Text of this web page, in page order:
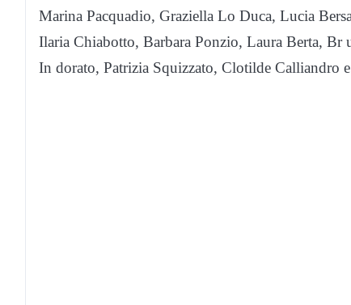
Marina Pacquadio, Graziella Lo Duca, Lucia
Ilaria Chiabotto, Barbara Ponzio, Laura Berta,
In dorato, Patrizia Squizzato, Clotilde Calliandro